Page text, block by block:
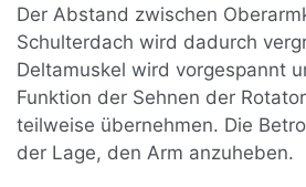
Der Abstand zwischen
Schulterdach wird dadurch
Deltamuskel wird vorgespannt
Funktion der Sehnen der
teilweise übernehmen. Die
der Lage, den Arm anzuheben.